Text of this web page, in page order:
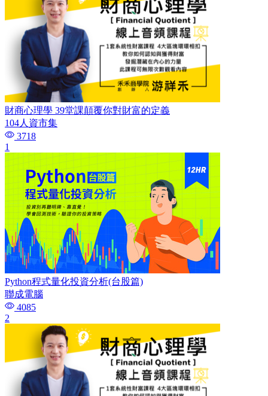
財商心理學 39堂課顛覆你對財富的定義
104人資市集
3718
1
Python程式量化投資分析(台股篇)
聯成電腦
4085
2